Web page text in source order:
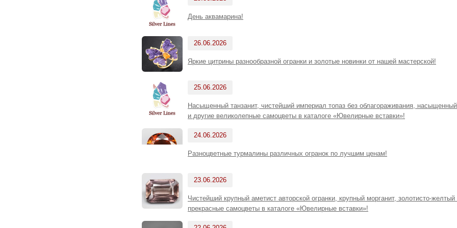
День аквамарина!
26.06.2026
Яркие цитрины разнообразной огранки и золотые новинки от нашей мастерской!
25.06.2026
Насыщенный танзанит, чистейший империал топаз без облагораживания,
и другие великолепные самоцветы в каталоге «Ювелирные вставки»!
24.06.2026
Разноцветные турмалины различных огранок по лучшим ценам!
23.06.2026
Чистейший крупный аметист авторской огранки, крупный морганит, золотисто-
прекрасные самоцветы в каталоге «Ювелирные вставки»!